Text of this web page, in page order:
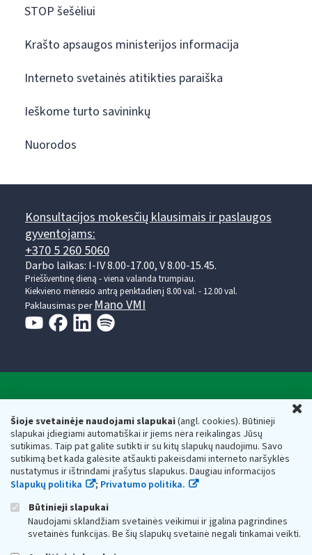
Šioje svetainėje naudojami slapukai(angl. cookies). Būtinieji
slapukai įdiegiami automatiškai ir jiems nėra reikalingas Jūsų
sutikimas. Taip pat galite sutikti ir su kitų slapukų naudojimu. Savo
sutikimą bet kada galėsite atšaukti pakeisdami interneto naršyklės
nustatymus ir ištrindami įrašytus slapukus. Daugiau informacijos
Slapukų politika
; Privatumo politika.
Būtinieji slapukai
Naudojami sklandžiam svetainės veikimui ir įgalina pagrindines
svetainės funkcijas. Be šių slapukų svetainė negali tinkamai veikti.
STOP šešėliui
Krašto apsaugos ministerijos informacija
Interneto svetainės atitikties paraiška
Ieškome turto savininkų
Nuorodos
Konsultacijos mokesčių klausimais ir paslaugos
gyventojams:
+370 5 260 5060
Darbo laikas: I-IV 8.00-17.00, V 8.00-15.45.
Prieššventinę dieną - viena valanda trumpiau.
Kiekvieno mėnesio antrą penktadienį 8.00 val. - 12.00 val.
Paklausimas perMano VMI
Valstybinė mokesčių inspekcija prie Lietuvos
Respublikos finansų ministerijos
Biudžetinė įstaiga. Juridinio asmens kodas — 188659752,
adresas: Vasario 16-osios g. 14, 01107 Vilnius, Lietuva, el.paštas:
vmi@vmi.lt , E. pristatymo dėžutės adresas 188659752
Duomenys apie Valstybinę mokesčių inspekciją prie Lietuvos
Respublikos finansų ministerijos kaupiami ir saugomi Juridinių